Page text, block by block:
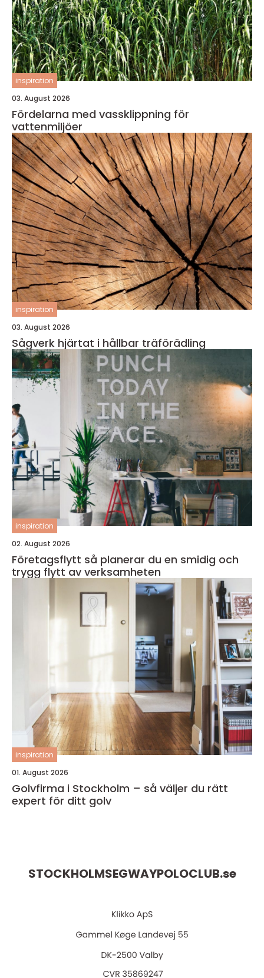
inspiration
03. August 2026
Fördelarna med vassklippning för
vattenmiljöer
inspiration
03. August 2026
Sågverk hjärtat i hållbar träförädling
inspiration
02. August 2026
Företagsflytt så planerar du en smidig och
trygg flytt av verksamheten
inspiration
01. August 2026
Golvfirma i Stockholm – så väljer du rätt
expert för ditt golv
STOCKHOLMSEGWAYPOLOCLUB.se